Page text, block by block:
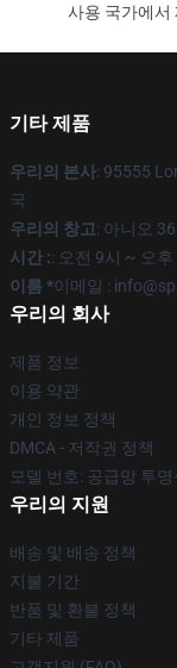
사용 국가에서
기타 제품
우리의 본사: 95555
국
우리의 창고: 아니오
시간 :: 오전 9시 ~ 오
이름 *이메일 :
우리의 회사
제품 정보
이용 약관
개인 정보 정책
DMCA - 저작권 정책
모델 번호: 공급망 투명
우리의 지원
배송 및 배송 정책
지불 기간
반품 및 환불 정책
기타 제품